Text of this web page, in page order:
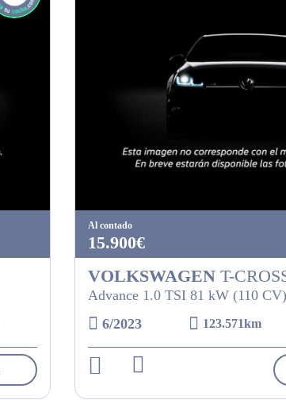
Al contado
15.900€
VOLKSWAGENT-
Advance 1.0 TSI 81 kW (110 CV)
6/2023
123.571km